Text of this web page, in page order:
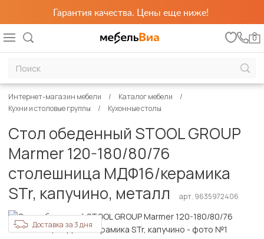
Гарантия качества. Цены еще ниже!
0
Интернет-магазин мебели
Каталог мебели
Кухни и столовые группы
Кухонные столы
Стол обеденный STOOL GROUP
Marmer 120-180/80/76
столешница МДФ16/керамика
STr, капучино, металл
арт. 9635972406
Доставка за 3 дня